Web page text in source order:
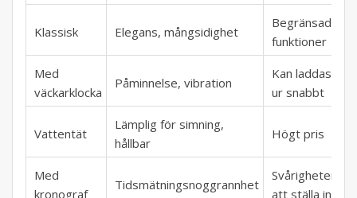
Klassisk Elegans, mångsidighet
Begränsade
funktioner
Med
väckarklocka
Påminnelse, vibration
Kan laddas
ur snabbt
Vattentät
Lämplig för simning,
hållbar
Högt pris
Med
kronograf
Tidsmätningsnoggrannhet
Svårigheter
att ställa in